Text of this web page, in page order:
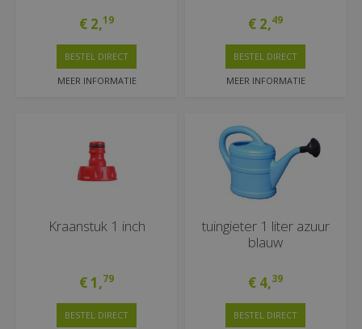
€ 2,19
MEER INFORMATIE
BESTEL DIRECT
€ 2,49
MEER INFORMATIE
BESTEL DIRECT
Kraanstuk 1 inch
€1,79
BESTEL DIRECT
tuingieter 1 liter azuur
blauw
€ 4,39
BESTEL DIRECT